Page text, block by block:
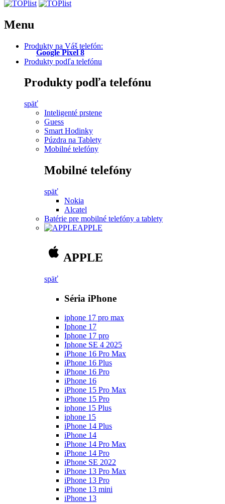
Menu
Produkty na Váš telefón:
Google Pixel 8
Produkty podľa telefónu
Produkty podľa telefónu
späť
Inteligenté prstene
Guess
Smart Hodinky
Púzdra na Tablety
Mobilné telefóny
Mobilné telefóny
späť
Nokia
Alcatel
Batérie pre mobilné telefóny a tablety
APPLE
APPLE
späť
Séria iPhone
iphone 17 pro max
Iphone 17
Iphone 17 pro
Iphone SE 4 2025
iPhone 16 Pro Max
iPhone 16 Plus
iPhone 16 Pro
iPhone 16
iPhone 15 Pro Max
iPhone 15 Pro
iphone 15 Plus
iphone 15
iPhone 14 Plus
iPhone 14
iPhone 14 Pro Max
iPhone 14 Pro
iPhone SE 2022
iPhone 13 Pro Max
iPhone 13 Pro
iPhone 13 mini
iPhone 13